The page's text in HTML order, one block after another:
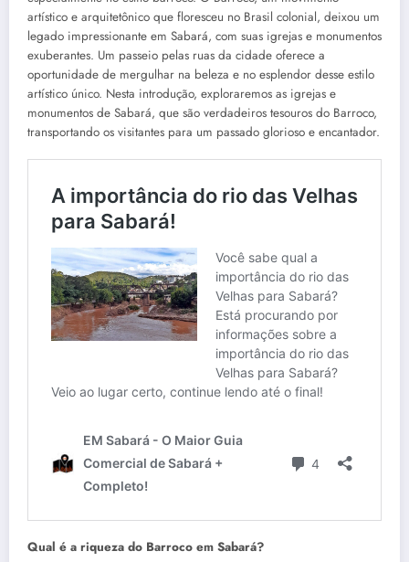
artístico e arquitetônico que floresceu no Brasil colonial, deixou um
legado impressionante em Sabará, com suas igrejas e monumentos
exuberantes. Um passeio pelas ruas da cidade oferece a
oportunidade de mergulhar na beleza e no esplendor desse estilo
artístico único. Nesta introdução, exploraremos as igrejas e
monumentos de Sabará, que são verdadeiros tesouros do Barroco,
transportando os visitantes para um passado glorioso e encantador.
Qual é a riqueza do Barroco em Sabará?